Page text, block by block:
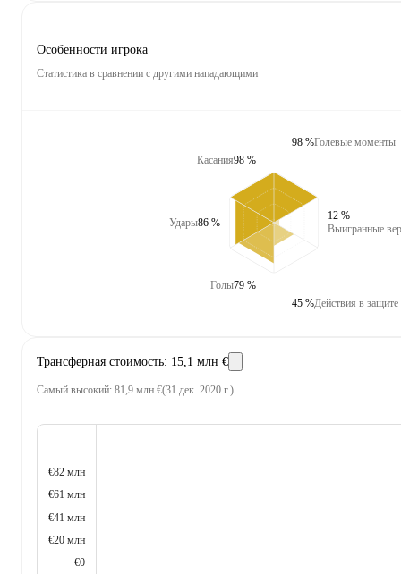
Особенности игрока
Статистика в сравнении с другими нападающими
Касания98 %
Удары86 %
Голы79 %
Голевые моменты
98 %
Выигранные
12 %
Действия в защите
45 %
Трансферная стоимость: 15,1 млн €
Самый высокий: 81,9 млн €(31 дек. 2020 г.)
€82 млн
€61 млн
€41 млн
€20 млн
€0